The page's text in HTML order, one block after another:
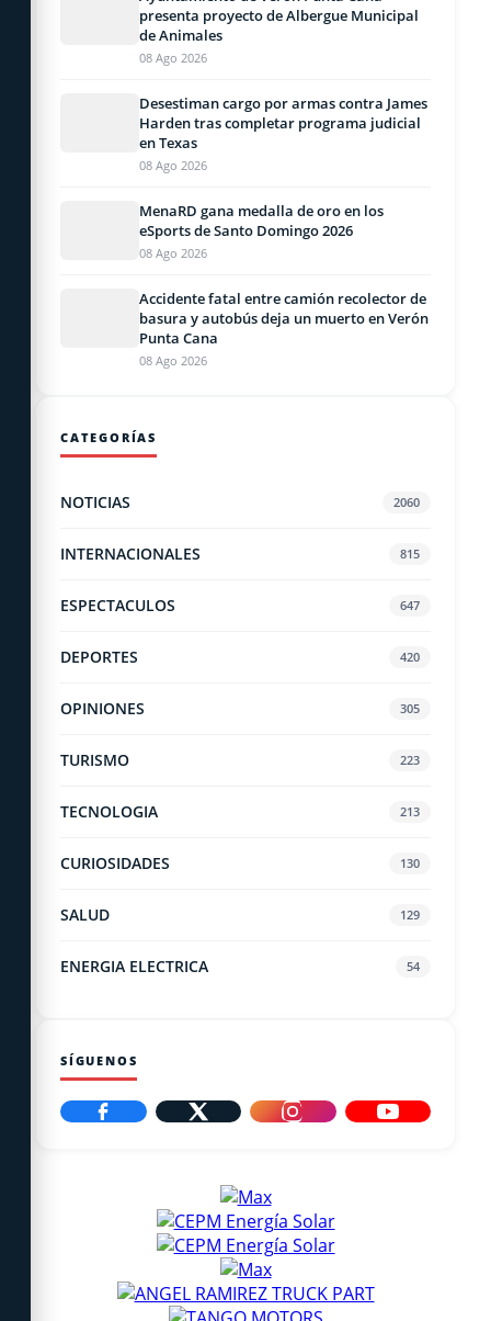
presenta proyecto de Albergue Municipal
de Animales
08 Ago 2026
Desestiman cargo por armas contra James
Harden tras completar programa judicial
en Texas
08 Ago 2026
MenaRD gana medalla de oro en los
eSports de Santo Domingo 2026
08 Ago 2026
Accidente fatal entre camión recolector de
basura y autobús deja un muerto en Verón
Punta Cana
08 Ago 2026
CATEGORÍAS
NOTICIAS 2060
INTERNACIONALES 815
ESPECTACULOS 647
DEPORTES 420
OPINIONES 305
TURISMO 223
TECNOLOGIA 213
CURIOSIDADES 130
SALUD 129
ENERGIA ELECTRICA 54
SÍGUENOS